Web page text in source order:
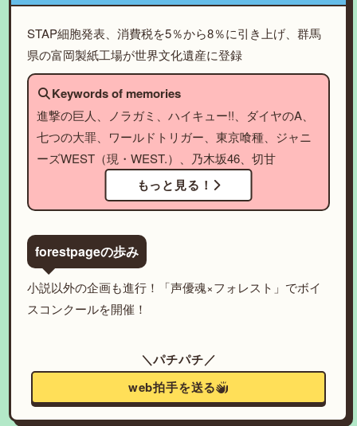
STAP細胞発表、消費税を5％から8％に引き上げ、群馬
県の富岡製紙工場が世界文化遺産に登録
Keywords of memories
進撃の巨人、ノラガミ、ハイキュー!!、ダイヤのA、
七つの大罪、ワールドトリガー、東京喰種、ジャニ
ーズWEST（現・WEST.）、乃木坂46、切甘
もっと見る！
forestpageの歩み
小説以外の企画も進行！「声優魂×フォレスト」でボイ
スコンクールを開催！
＼パチパチ／
web拍手を送る